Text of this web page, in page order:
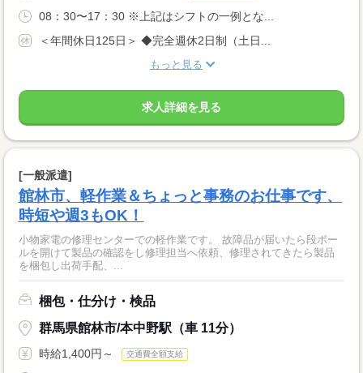
08：30〜17：30 ※上記はシフトの一例とな...
＜年間休日125日＞ ◆完全週休2日制（土日...
もっと見る
求人詳細を見る
[一般派遣]
館林市、軽作業＆ちょっと事務のお仕事です、
時短や週3もOK！
小物家電の修理センターでの軽作業です。 故障品が届いたら段ボー
ルを開けて製品の確認をし修理担当へ依頼、修理されてきたら製品
を梱包し出荷手配、...
梱包・仕分け・検品
群馬県館林市/本中野駅（車 11分）
時給1,400円～ 交通費全額支給